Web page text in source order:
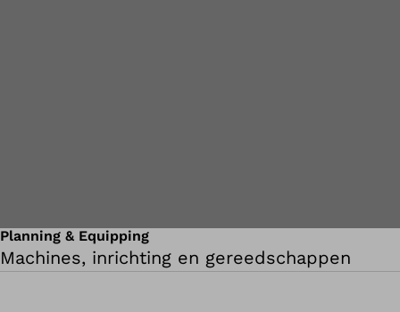
Planning & Equipping
Machines, inrichting en gereedschappen